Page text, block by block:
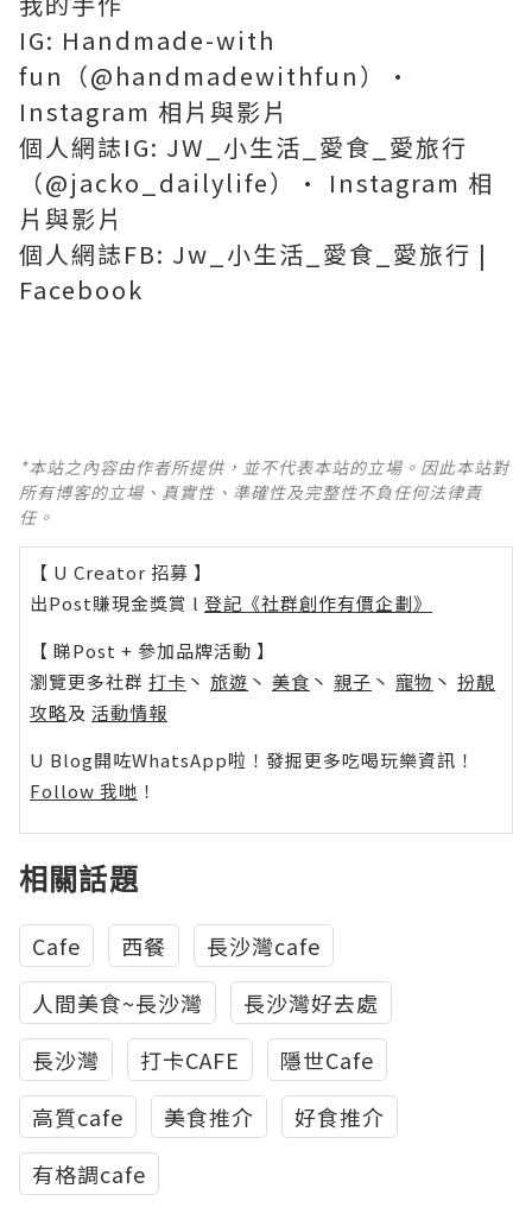
IG: Handmade-with
fun（@handmadewithfun）•
Instagram 相片與影片
個人網誌IG: JW_小生活_愛食_愛旅行
（@jacko_dailylife）• Instagram 相
片與影片
個人網誌FB: Jw_小生活_愛食_愛旅行 |
Facebook
*本站之內容由作者所提供，並不代表本站的立場。因此本站對
所有博客的立場、真實性、準確性及完整性不負任何法律責
任。
【 U Creator 招募 】
出Post賺現金獎賞 l 登記《社群創作有價企劃》
【 睇Post + 參加品牌活動 】
瀏覽更多社群 打卡 丶 旅遊 丶 美食 丶 親子 丶 寵物 丶 扮靚
攻略及 活動情報
U Blog開咗WhatsApp啦！發掘更多吃喝玩樂資訊！
Follow 我哋 ！
相關話題
Cafe 西餐
長沙灣cafe
人間美食~長沙灣
長沙灣好去處
長沙灣
打卡CAFE
隱世Cafe
高質cafe
美食推介
好食推介
有格調cafe